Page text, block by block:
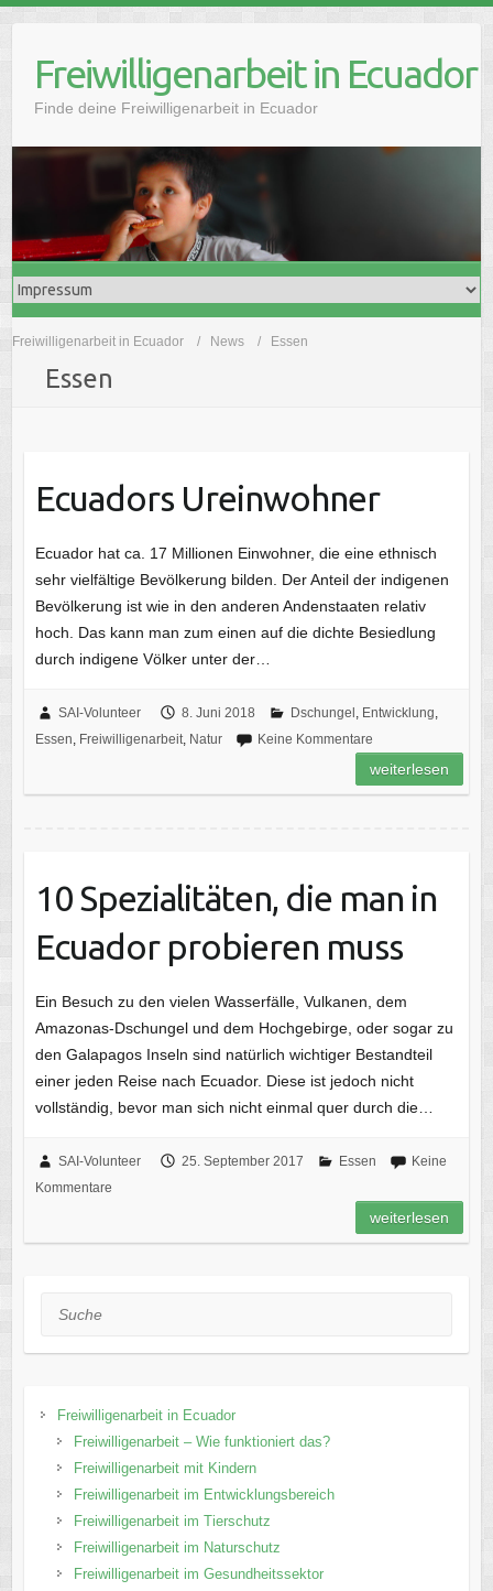
Freiwilligenarbeit in Ecuador
Finde deine Freiwilligenarbeit in Ecuador
Freiwilligenarbeit in Ecuador News Essen
Essen
Ecuadors Ureinwohner
Ecuador hat ca. 17 Millionen Einwohner, die eine ethnisch
sehr vielfältige Bevölkerung bilden. Der Anteil der indigenen
Bevölkerung ist wie in den anderen Andenstaaten relativ
hoch. Das kann man zum einen auf die dichte Besiedlung
durch indigene Völker unter der…
SAI-Volunteer 8. Juni 2018 Dschungel , Entwicklung,
Essen, Freiwilligenarbeit, Natur Keine Kommentare
weiterlesen
10 Spezialitäten, die man in
Ecuador probieren muss
Ein Besuch zu den vielen Wasserfälle, Vulkanen, dem
Amazonas-Dschungel und dem Hochgebirge, oder sogar zu
den Galapagos Inseln sind natürlich wichtiger Bestandteil
einer jeden Reise nach Ecuador. Diese ist jedoch nicht
vollständig, bevor man sich nicht einmal quer durch die…
SAI-Volunteer 25. September 2017 Essen
Keine
Kommentare
weiterlesen
Suche
Freiwilligenarbeit in Ecuador
Freiwilligenarbeit – Wie funktioniert das?
Freiwilligenarbeit mit Kindern
Freiwilligenarbeit im Entwicklungsbereich
Freiwilligenarbeit im Tierschutz
Freiwilligenarbeit im Naturschutz
Freiwilligenarbeit im Gesundheitssektor